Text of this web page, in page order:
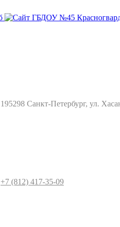
195298 Санкт-Петербург, ул.
+7 (812) 417-35-09